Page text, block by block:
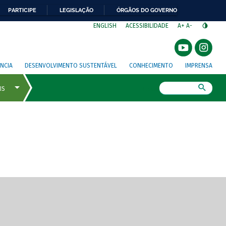
PARTICIPE LEGISLAÇÃO ÓRGÃOS DO GOVERNO
ENGLISH ACESSIBILIDADE A+ A-
DESENVOLVIMENTO SUSTENTÁVEL CONHECIMENTO IMPRENSA
de tela